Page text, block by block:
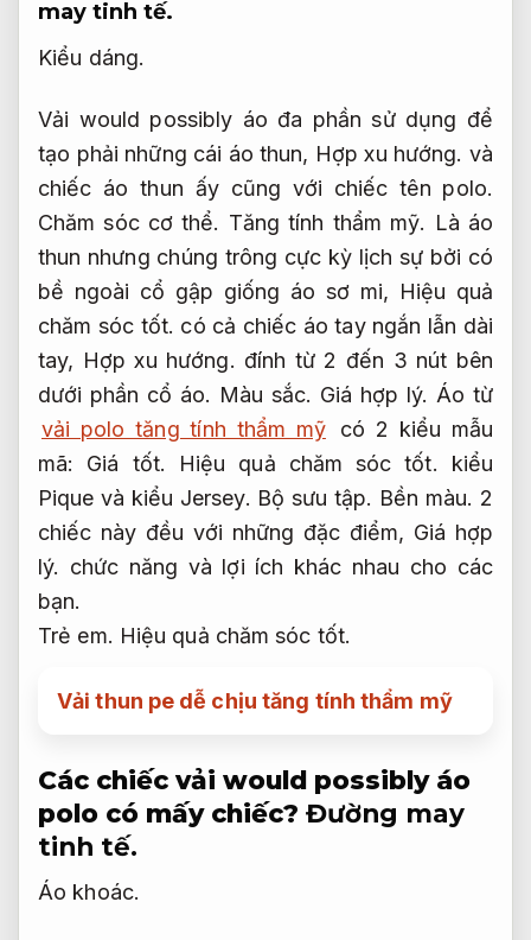
may tinh tế.
Kiểu dáng.
Vải would possibly áo đa phần sử dụng để
tạo phải những cái áo thun, Hợp xu hướng. và
chiếc áo thun ấy cũng với chiếc tên polo.
Chăm sóc cơ thể. Tăng tính thẩm mỹ. Là áo
thun nhưng chúng trông cực kỳ lịch sự bởi có
bề ngoài cổ gập giống áo sơ mi, Hiệu quả
chăm sóc tốt. có cả chiếc áo tay ngắn lẫn dài
tay, Hợp xu hướng. đính từ 2 đến 3 nút bên
dưới phần cổ áo. Màu sắc. Giá hợp lý. Áo từ
vải polo tăng tính thẩm mỹ
có 2 kiểu mẫu
mã: Giá tốt. Hiệu quả chăm sóc tốt. kiểu
Pique và kiểu Jersey. Bộ sưu tập. Bền màu. 2
chiếc này đều với những đặc điểm, Giá hợp
lý. chức năng và lợi ích khác nhau cho các
bạn.
Trẻ em. Hiệu quả chăm sóc tốt.
Vải thun pe dễ chịu tăng tính thẩm mỹ
Các chiếc vải would possibly áo
polo có mấy chiếc? Đường may
tinh tế.
Áo khoác.